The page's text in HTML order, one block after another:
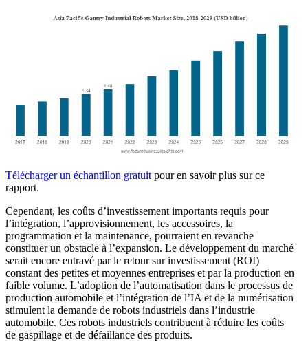
Télécharger un échantillon gratuitpour en savoir plus sur ce
rapport.
Cependant, les coûts d’investissement importants requis pour
l’intégration, l’approvisionnement, les accessoires, la
programmation et la maintenance, pourraient en revanche
constituer un obstacle à l’expansion. Le développement du marché
serait encore entravé par le retour sur investissement (ROI)
constant des petites et moyennes entreprises et par la production en
faible volume. L’adoption de l’automatisation dans le processus de
production automobile et l’intégration de l’IA et de la numérisation
stimulent la demande de robots industriels dans l’industrie
automobile. Ces robots industriels contribuent à réduire les coûts
de gaspillage et de défaillance des produits.